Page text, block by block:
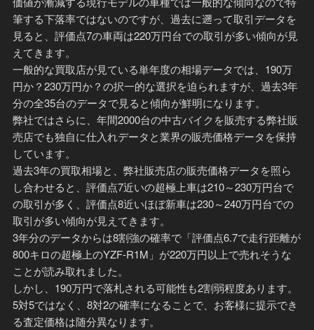
筆する下落率ではないのですが、過去に遡って取引データを
見ると、評価点7の車両は220万円台での取引が多い傾向が見
えてきます。
一般的な買取店が見ている単年度の相場データでは、190万
円か？230万円か？の択一的な選択を迫られますが、過去3年
分の全35台のデータで見ると傾向が鮮明になります。
弊社ではさらに、年間2000台の中古バイクを販売する弊社販
売店でも独自に仕入れデータと業界の販売価格データを保持
しています。
過去3年の買取相場と、弊社販売店の販売価格データを照ら
し合わせると、評価点7近いの超極上車は210～230万円台で
の取引が多く、評価点8近いほぼ新車は230～240万円台での
取引が多い傾向が見えてきます。
3年分のデータからは8割強の確率で「評価点6.7で走行距離が
800キロの超極上のYZF-R1M」が220万円以上で売れそうな
ことが読み取れました。
しかし、190万円で落札される可能性も2割弱程度あります。
5対5ではなく、8対2の確率になることで、お客様に提示でき
る査定価格は随分異なります。